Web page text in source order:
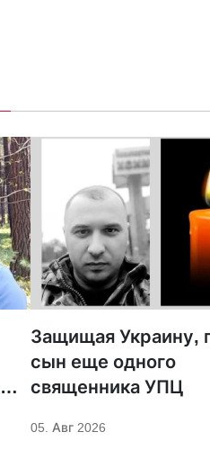
Защищая Украину,
сын еще одного
священника УПЦ
05. Авг 2026